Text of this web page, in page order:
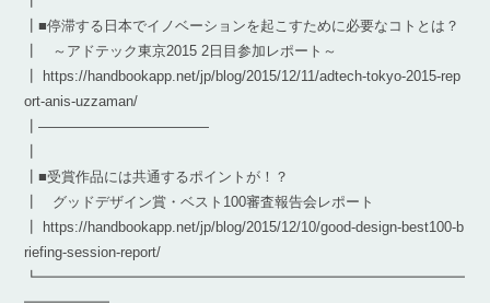
┃■停滞する日本でイノベーションを起こすために必要なコトとは？
┃ ～アドテック東京2015 2日目参加レポート～
┃ https://handbookapp.net/jp/blog/2015/12/11/adtech-tokyo-2015-rep
ort-anis-uzzaman/
┃————————————
┃■受賞作品には共通するポイントが！？
┃ グッドデザイン賞・ベスト100審査報告会レポート
┃ https://handbookapp.net/jp/blog/2015/12/10/good-design-best100-b
riefing-session-report/
┗━━━━━━━━━━━━━━━━━━━━━━━━━━━━━━